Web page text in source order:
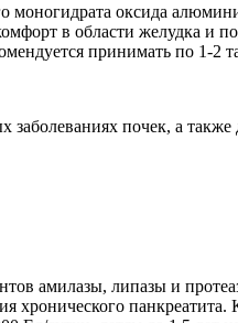
оксида
в области желудка и
принимать по 1-2
почек, а также
амилазы, липазы и
хронического